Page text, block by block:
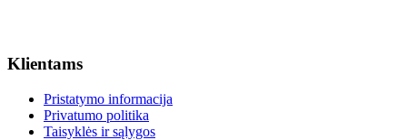
Klientams
Pristatymo informacija
Privatumo politika
Taisyklės ir sąlygos